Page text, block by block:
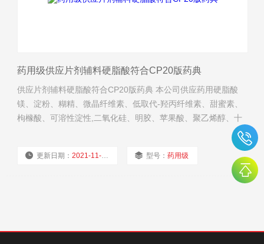
药用级供应片剂辅料硬脂酸符合CP20版药典
供应片剂辅料硬脂酸符合CP20版药典 本公司供应药用硬脂酸
镁、淀粉、糊精、微晶纤维素、低取代-羟丙纤维素、甜蜜素、
枸橼酸、可溶性淀性,二氧化硅、明胶、苹果酸、聚乙烯醇、十
六十八醇、预交化淀粉、羧甲淀粉钠、山梨酸,氢二钾,滑石粉、
二氢钠、硫代、香兰素、山梨酸钾、枸橼酸钠、胭脂红、白蜂
蜡、虫白蜡,氢二钠,酒石酸、甲基纤维素、乙基纤维素、环糊
更新日期：2021-11-03 型号：药用级